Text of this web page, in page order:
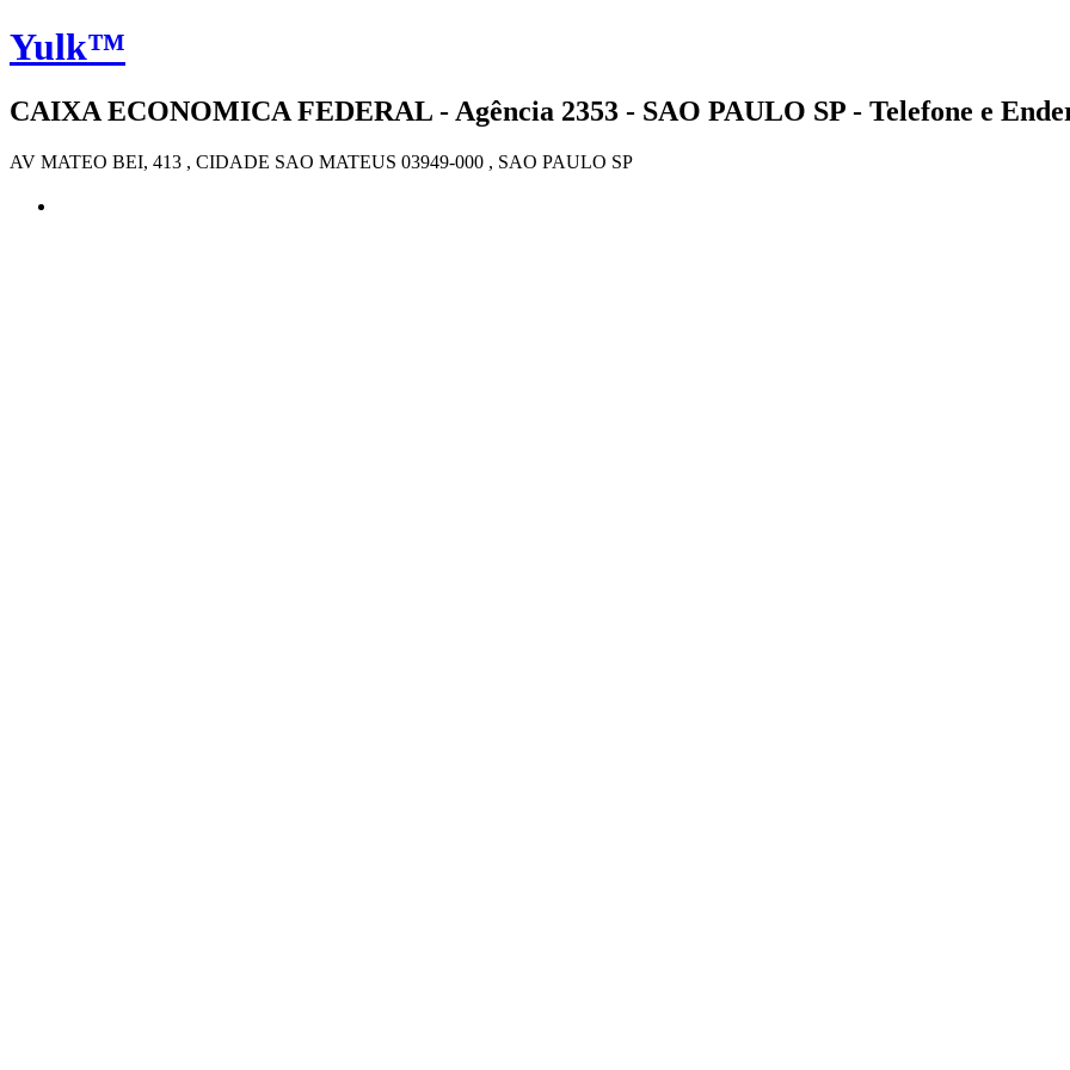
Yulk™
CAIXA ECONOMICA FEDERAL - Agência 2353 - SAO PAULO SP - Telefone e
AV MATEO BEI, 413 , CIDADE SAO MATEUS 03949-000 , SAO PAULO SP